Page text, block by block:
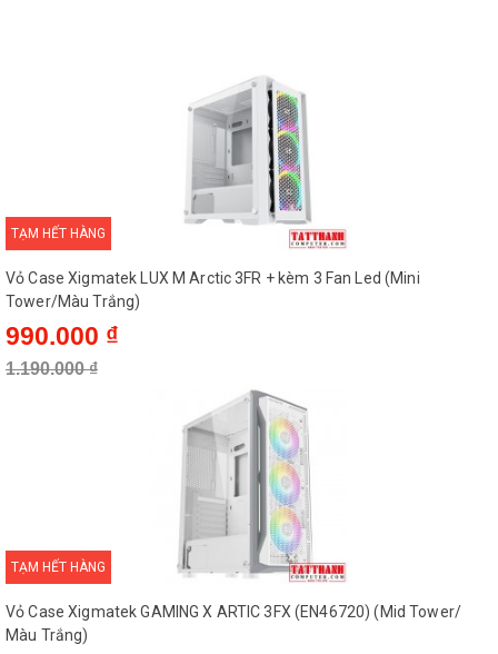
TẠM HẾT HÀNG
Vỏ Case Xigmatek LUX M Arctic 3FR + kèm 3 Fan Led (Mini
Tower/Màu Trắng)
990.000 ₫
1.190.000 ₫
TẠM HẾT HÀNG
Vỏ Case Xigmatek GAMING X ARTIC 3FX (EN46720) (Mid Tower/
Màu Trắng)